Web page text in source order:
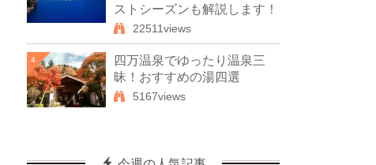
ストシーズンも解説します！
22511views
4
四万温泉でゆったり温泉三
昧！おすすめの湯四選
5167views